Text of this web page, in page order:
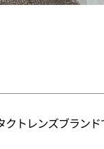
トレンズブラン